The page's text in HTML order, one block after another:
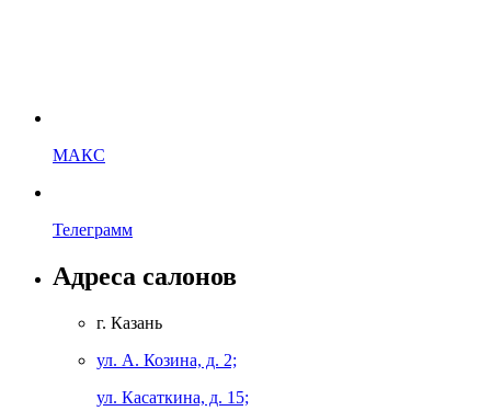
МАКС
Телеграмм
Адреса салонов
г. Казань
ул. А. Козина, д. 2;
ул. Касаткина, д. 15;